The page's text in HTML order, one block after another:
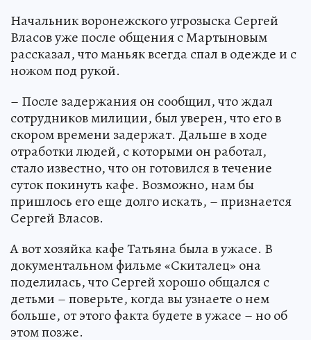
Начальник воронежского угрозыска Сергей
Власов уже после общения с Мартыновым
рассказал, что маньяк всегда спал в одежде и с
ножом под рукой.
– После задержания он сообщил, что ждал
сотрудников милиции, был уверен, что его в
скором времени задержат. Дальше в ходе
отработки людей, с которыми он работал,
стало известно, что он готовился в течение
суток покинуть кафе. Возможно, нам бы
пришлось его еще долго искать, – признается
Сергей Власов.
А вот хозяйка кафе Татьяна была в ужасе. В
документальном фильме «Скиталец» она
поделилась, что Сергей хорошо общался с
детьми – поверьте, когда вы узнаете о нем
больше, от этого факта будете в ужасе – но об
этом позже.